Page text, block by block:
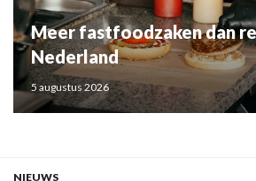
Meer fastfoodzaken dan
Nederland
5 augustus 2026
NIEUWS